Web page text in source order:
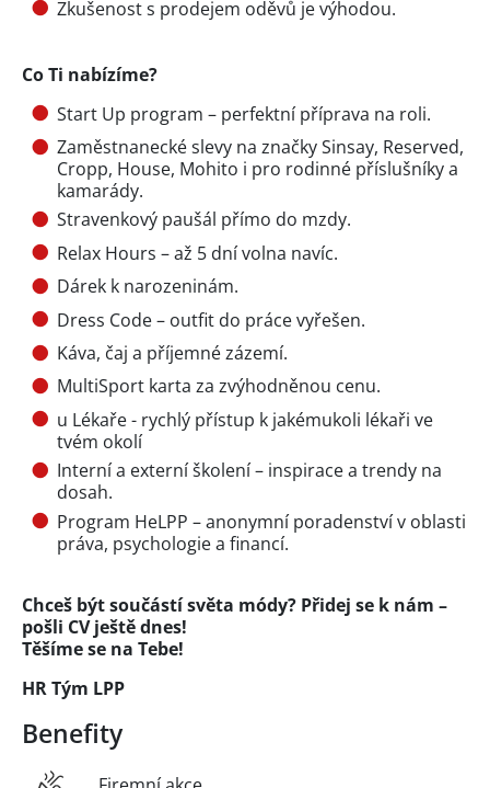
Zkušenost s prodejem oděvů je výhodou.
Co Ti nabízíme?
Start Up program – perfektní příprava na roli.
Zaměstnanecké slevy na značky Sinsay, Reserved,
Cropp, House, Mohito i pro rodinné příslušníky a
kamarády.
Stravenkový paušál přímo do mzdy.
Relax Hours – až 5 dní volna navíc.
Dárek k narozeninám.
Dress Code – outfit do práce vyřešen.
Káva, čaj a příjemné zázemí.
MultiSport karta za zvýhodněnou cenu.
u Lékaře - rychlý přístup k jakémukoli lékaři ve
tvém okolí
Interní a externí školení – inspirace a trendy na
dosah.
Program HeLPP – anonymní poradenství v oblasti
práva, psychologie a financí.
Chceš být součástí světa módy? Přidej se k nám –
pošli CV ještě dnes!
Těšíme se na Tebe!
HR Tým LPP
Benefity